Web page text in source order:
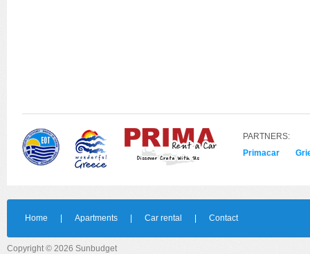
PARTNERS:
Primacar
Home Apartments Car rental Contact
Copyright © 2026 Sunbudget